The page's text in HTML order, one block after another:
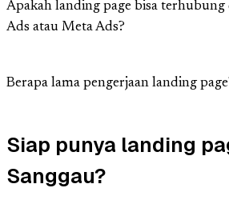
Apakah landing page bisa terhubung
Ads atau Meta Ads?
Berapa lama pengerjaan landing
Siap punya landing
Sanggau?